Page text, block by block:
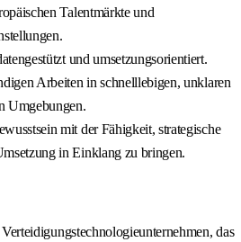
Talentmärkte und
und umsetzungsorientiert.
Arbeiten in schnelllebigen, unklaren
Umgebungen.
mit der Fähigkeit, strategische
in Einklang zu bringen.
das